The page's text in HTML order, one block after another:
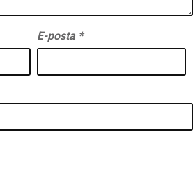
E-posta *